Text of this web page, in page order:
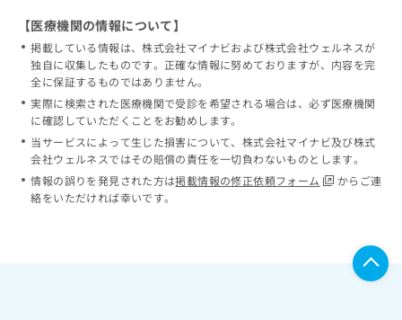
【医療機関の情報について】
掲載している情報は、株式会社マイナビおよび株式会社ウェルネスが
独自に収集したものです。正確な情報に努めておりますが、内容を完
全に保証するものではありません。
実際に検索された医療機関で受診を希望される場合は、必ず医療機関
に確認していただくことをお勧めします。
当サービスによって生じた損害について、株式会社マイナビ及び株式
会社ウェルネスではその賠償の責任を一切負わないものとします。
情報の誤りを発見された方は掲載情報の修正依頼フォーム
からご連
絡をいただければ幸いです。